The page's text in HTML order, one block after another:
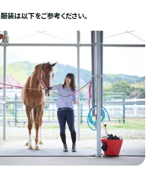
服装は以下をご参考ください。